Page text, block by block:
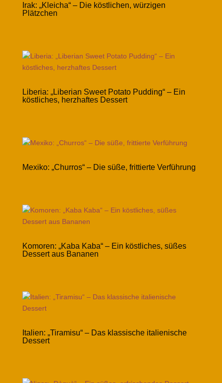
Irak: „Kleicha“ – Die köstlichen, würzigen
Plätzchen
Liberia: „Liberian Sweet Potato Pudding“ – Ein
köstliches, herzhaftes Dessert
Mexiko: „Churros“ – Die süße, frittierte Verführung
Komoren: „Kaba Kaba“ – Ein köstliches, süßes
Dessert aus Bananen
Italien: „Tiramisu“ – Das klassische italienische
Dessert